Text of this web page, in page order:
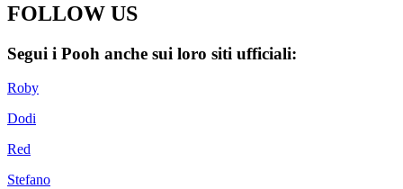
FOLLOW US
Segui i Pooh anche sui loro siti ufficiali:
Roby
Dodi
Red
Stefano